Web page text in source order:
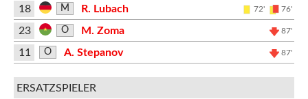
18 M R. Lubach 72' 76'
23 O M. Zoma 87'
11 O A. Stepanov 87'
ERSATZSPIELER